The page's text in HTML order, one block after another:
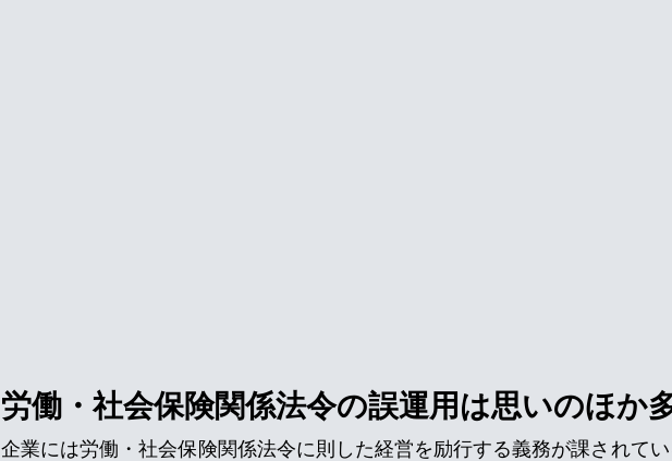
労働・社会保険関係法令の誤運用は思いのほか
企業には労働・社会保険関係法令に則した経営を励行する義務が課されて